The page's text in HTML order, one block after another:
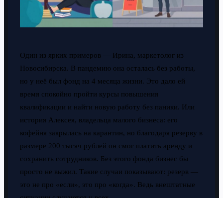
Один из ярких примеров — Ирина, маркетолог из
Новосибирска. В пандемию она осталась без работы,
но у неё был фонд на 4 месяца жизни. Это дало ей
время спокойно пройти курсы повышения
квалификации и найти новую работу без паники. Или
история Алексея, владельца малого бизнеса: его
кофейня закрылась на карантин, но благодаря резерву в
размере 200 тысяч рублей он смог платить аренду и
сохранить сотрудников. Без этого фонда бизнес бы
просто не выжил. Такие случаи показывают: резерв —
это не про «если», это про «когда». Ведь внештатные